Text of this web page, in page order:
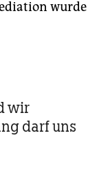
wurde
wir
darf uns